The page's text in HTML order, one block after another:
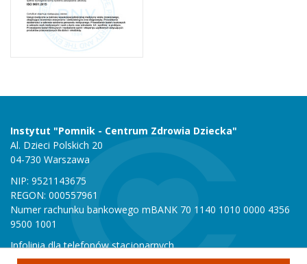
Instytut "Pomnik - Centrum Zdrowia Dziecka"
Al. Dzieci Polskich 20
04-730 Warszawa
NIP: 9521143675
REGON: 000557961
Numer rachunku bankowego mBANK 70 1140 1010 0000 4356
9500 1001
Infolinia dla telefonów stacjonarnych
801 051 000